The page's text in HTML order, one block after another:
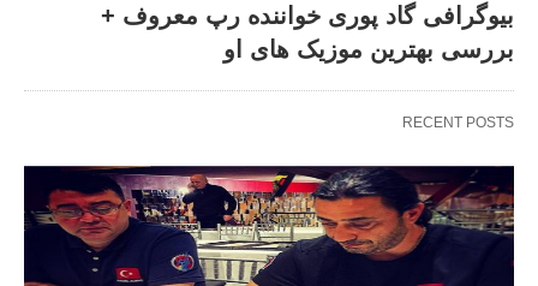
بیوگرافی گاد پوری خواننده رپ معروف +
بررسی بهترین موزیک های او
RECENT POSTS